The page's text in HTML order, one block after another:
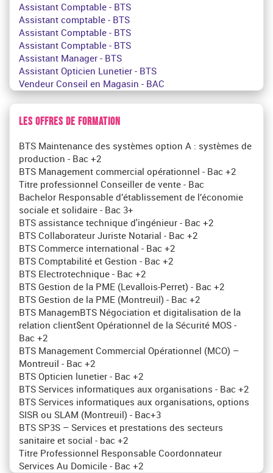
Assistant Comptable - BTS
Assistant comptable - BTS
Assistant Comptable - BTS
Assistant Comptable - BTS
Assistant Manager - BTS
Assistant Opticien Lunetier - BTS
Vendeur Conseil en Magasin - BAC
LES OFFRES DE FORMATION
BTS Maintenance des systèmes option A : systèmes de
production - Bac +2
BTS Management commercial opérationnel - Bac +2
Titre professionnel Conseiller de vente - Bac
Bachelor Responsable d’établissement de l’économie
sociale et solidaire - Bac 3+
BTS assistance technique d'ingénieur - Bac +2
BTS Collaborateur Juriste Notarial - Bac +2
BTS Commerce international - Bac +2
BTS Comptabilité et Gestion - Bac +2
BTS Electrotechnique - Bac +2
BTS Gestion de la PME (Levallois-Perret) - Bac +2
BTS Gestion de la PME (Montreuil) - Bac +2
BTS ManagemBTS Négociation et digitalisation de la
relation client$ent Opérationnel de la Sécurité MOS -
Bac +2
BTS Management Commercial Opérationnel (MCO) –
Montreuil - Bac +2
BTS Opticien lunetier - Bac +2
BTS Services informatiques aux organisations - Bac +2
BTS Services informatiques aux organisations, options
SISR ou SLAM (Montreuil) - Bac+3
BTS SP3S – Services et prestations des secteurs
sanitaire et social - bac +2
Titre Professionnel Responsable Coordonnateur
Services Au Domicile - Bac +2